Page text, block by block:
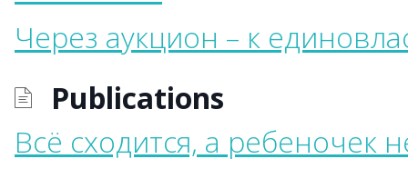
Через аукцион – к
Publications
Всё сходится, а ребеночек